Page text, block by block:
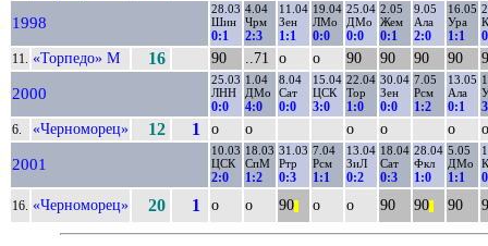
1998
28.03
Шин
0:1
4.04
Чрм
2:3
11.04
Зен
1:1
19.04
ЛМо
0:0
25.04
ДМо
0:0
2.05
Жем
0:1
9.05
Ала
2:0
16.05
Ура
1:1
11. «Торпедо» М 16 90 ..71 о о 90 90 90 90
2000
25.03
ЛНН
0:0
1.04
ДМо
4:0
8.04
Сат
0:0
15.04
ЦСК
3:0
22.04
Тор
1:0
30.04
Зен
0:0
7.05
Рсм
1:2
13.05
Ала
0:1
6. «Черноморец» 12 1 о о о о о о
2001
10.03
ЦСК
2:0
18.03
СпМ
1:2
31.03
Ртр
0:3
7.04
Рсм
1:1
13.04
ЗиЛ
0:2
18.04
Сат
0:3
28.04
Фкл
1:0
5.05
ДМо
1:1
16. «Черноморец» 20 1 о о 90 о о 90 90 90